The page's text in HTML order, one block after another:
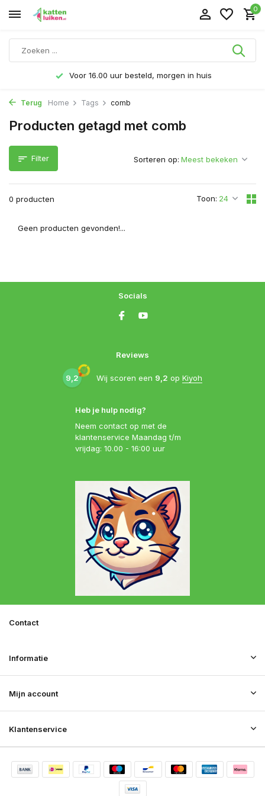
0
Voor 16.00 uur besteld, morgen in huis
Terug Home Tags comb
Producten getagd met comb
Filter
0 producten Toon:
Sorteren op:
Geen producten gevonden!...
Heb je hulp nodig?
Neem contact op met de
klantenservice Maandag t/m
vrijdag: 10.00 - 16:00 uur
Reviews
9,2 Wij scoren een 9,2 op Kiyoh
Socials
Klantenservice
Mijn account
Informatie
Contact